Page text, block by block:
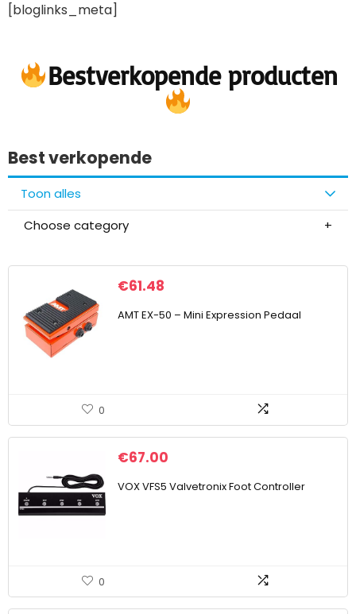
[bloglinks_meta]
Bestverkopende producten
Best verkopende
Toon alles
Choose category
€61.48
AMT EX-50 – Mini Expression Pedaal
0
€67.00
VOX VFS5 Valvetronix Foot Controller
0